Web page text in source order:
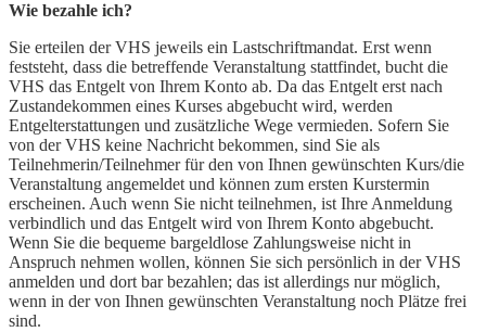
Wie bezahle ich?
Sie erteilen der VHS jeweils ein Lastschriftmandat. Erst wenn
feststeht, dass die betreffende Veranstaltung stattfindet, bucht die
VHS das Entgelt von Ihrem Konto ab. Da das Entgelt erst nach
Zustandekommen eines Kurses abgebucht wird, werden
Entgelterstattungen und zusätzliche Wege vermieden. Sofern Sie
von der VHS keine Nachricht bekommen, sind Sie als
Teilnehmerin/Teilnehmer für den von Ihnen gewünschten Kurs/die
Veranstaltung angemeldet und können zum ersten Kurstermin
erscheinen. Auch wenn Sie nicht teilnehmen, ist Ihre Anmeldung
verbindlich und das Entgelt wird von Ihrem Konto abgebucht.
Wenn Sie die bequeme bargeldlose Zahlungsweise nicht in
Anspruch nehmen wollen, können Sie sich persönlich in der VHS
anmelden und dort bar bezahlen; das ist allerdings nur möglich,
wenn in der von Ihnen gewünschten Veranstaltung noch Plätze frei
sind.